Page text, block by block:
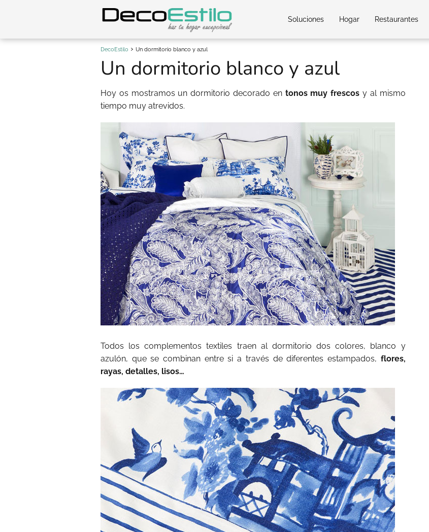
Soluciones Hogar Restaurantes
DecoEstilo Un dormitorio blanco y azul
Un dormitorio blanco y azul
Hoy os mostramos un dormitorio decorado en tonos muy frescos y al mismo
tiempo muy atrevidos.
Todos los complementos textiles traen al dormitorio dos colores, blanco y
azulón, que se combinan entre si a través de diferentes estampados, flores,
rayas, detalles, lisos…